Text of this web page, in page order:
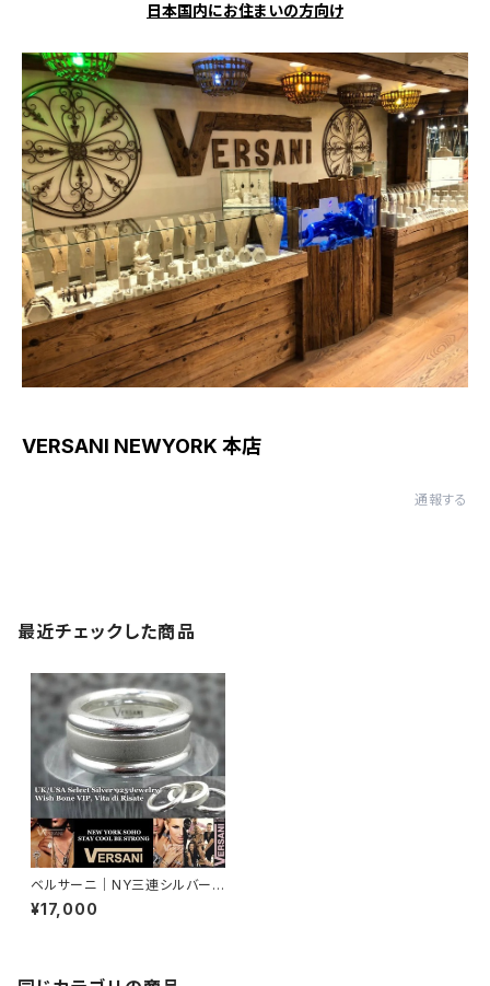
日本国内にお住まいの方向け
VERSANI NEWYORK 本店
通報する
最近チェックした商品
ベルサーニ｜NY三連シルバーリ
ング【13～26号】VERSANI NE
WYORK プレーンマット つや消
¥17,000